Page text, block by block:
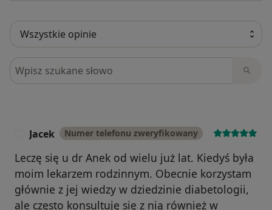
Szukaj w opiniach
Jacek Numer telefonu zweryfikowany
Leczę się u dr Anek od wielu już lat. Kiedyś była
moim lekarzem rodzinnym. Obecnie korzystam
głównie z jej wiedzy w dziedzinie diabetologii,
ale często konsultuję się z nią również w